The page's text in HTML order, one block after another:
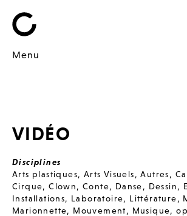
Menu
VIDÉO
Disciplines
Arts plastiques, Arts Visuels,Autres,
Cirque,Clown,Conte, Danse, Dessin,
Installations, Laboratoire, Littérature,
Marionnette, Mouvement, Musique,